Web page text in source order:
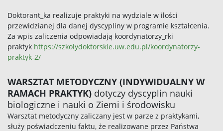
Doktorant_ka realizuje praktyki na wydziale w ilości
przewidzianej dla danej dyscypliny w programie kształcenia.
Za wpis zaliczenia odpowiadają koordynatorzy_rki
praktyk https://szkolydoktorskie.uw.edu.pl/koordynatorzy-
praktyk-2/
WARSZTAT METODYCZNY (INDYWIDUALNY W
RAMACH PRAKTYK) dotyczy dyscyplin nauki
biologiczne i nauki o Ziemi i środowisku
Warsztat metodyczny zaliczany jest w parze z praktykami,
służy poświadczeniu faktu, że realizowane przez Państwa